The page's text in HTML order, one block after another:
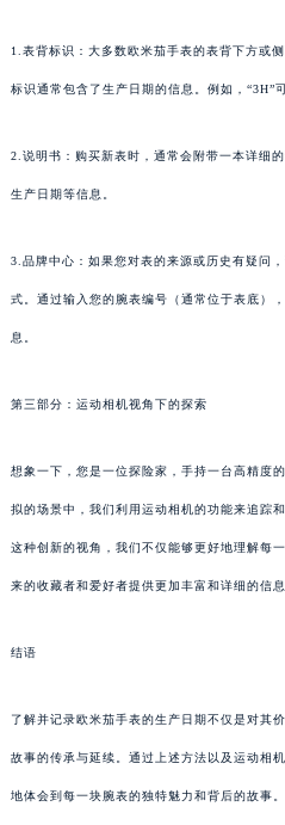
1.表背标识：大多数欧米茄手表的表背下方或
标识通常包含了生产日期的信息。例如，“3H”
2.说明书：购买新表时，通常会附带一本详细
生产日期等信息。
3.品牌中心：如果您对表的来源或历史有疑问
式。通过输入您的腕表编号（通常位于表底）
息。
第三部分：运动相机视角下的探索
想象一下，您是一位探险家，手持一台高精度
拟的场景中，我们利用运动相机的功能来追踪
这种创新的视角，我们不仅能够更好地理解每
来的收藏者和爱好者提供更加丰富和详细的信息
结语
了解并记录欧米茄手表的生产日期不仅是对其
故事的传承与延续。通过上述方法以及运动相
地体会到每一块腕表的独特魅力和背后的故事